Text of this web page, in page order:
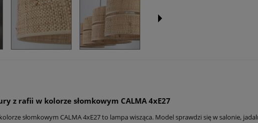
z rafii w kolorze słomkowym CALMA 4xE27
słomkowym CALMA 4xE27 to lampa wisząca. Model sprawdzi się w salonie,